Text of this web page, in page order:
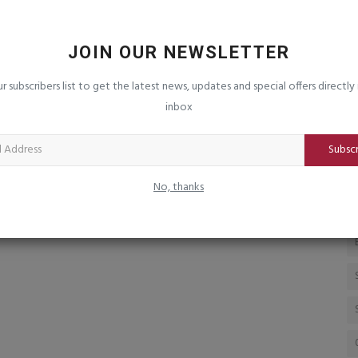
JOIN OUR NEWSLETTER
subscribers list to get the latest news, updates and special offers directly
inbox
No, thanks
કારણે
શર્મા સુધી
જૂનાગઢમાં શાળા પ્રવેશોત્સવ દરમ્યાન તલાટી-
saurashtrabhoomi Aug 5, 2026 0